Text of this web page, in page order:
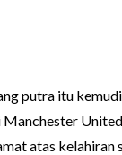
putra itu
atas kelahiran